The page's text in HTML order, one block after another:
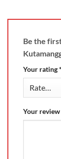
Be the
Your rating*
Your review